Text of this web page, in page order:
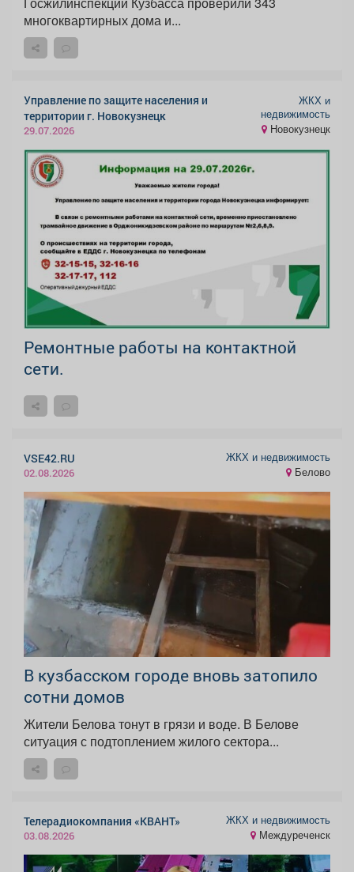
многоквартирных дома и...
Управление по защите населения и
территории г. Новокузнецк
29.07.2026
ЖКХ и
недвижимость
Новокузнецк
Ремонтные работы на контактной
сети.
VSE42.RU
02.08.2026
ЖКХ и недвижимость
Белово
В кузбасском городе вновь затопило
сотни домов
Жители Белова тонут в грязи и воде. В Белове
ситуация с подтоплением жилого сектора...
Телерадиокомпания «КВАНТ»
03.08.2026
ЖКХ и недвижимость
Междуреченск